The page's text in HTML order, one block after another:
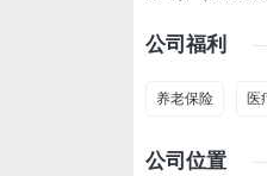
公司福利
养老保险 医
公司位置